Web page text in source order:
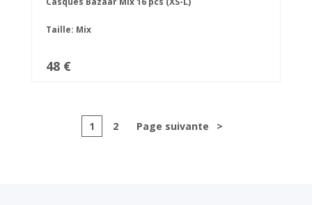
Taille: Mix
48 €
1 2 Page suivante >